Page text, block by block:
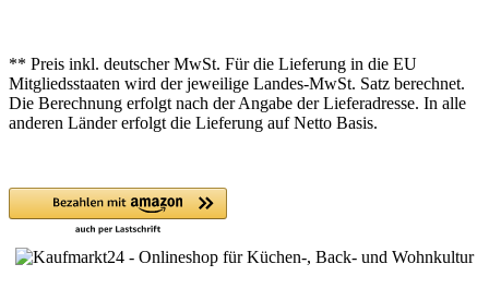
** Preis inkl. deutscher MwSt. Für die Lieferung in die EU
Mitgliedsstaaten wird der jeweilige Landes-MwSt. Satz berechnet.
Die Berechnung erfolgt nach der Angabe der Lieferadresse. In alle
anderen Länder erfolgt die Lieferung auf Netto Basis.